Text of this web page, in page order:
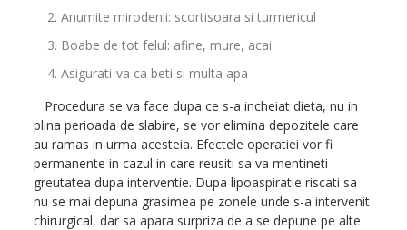
Anumite mirodenii: scortisoara si turmericul
Boabe de tot felul: afine, mure, acai
Asigurati-va ca beti si multa apa
Procedura se va face dupa ce s-a incheiat dieta, nu in
plina perioada de slabire, se vor elimina depozitele care
au ramas in urma acesteia. Efectele operatiei vor fi
permanente in cazul in care reusiti sa va mentineti
greutatea dupa interventie. Dupa lipoaspiratie riscati sa
nu se mai depuna grasimea pe zonele unde s-a intervenit
chirurgical, dar sa apara surpriza de a se depune pe alte